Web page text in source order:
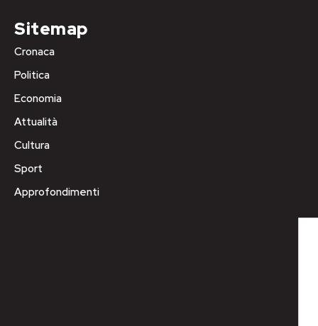
Sitemap
Cronaca
Politica
Economia
Attualità
Cultura
Sport
Approfondimenti